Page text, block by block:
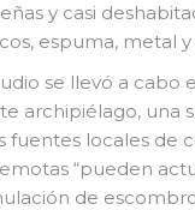
y casi
espuma, metal
se llevó a cabo
archipiélago, una
fuentes locales de
“pueden
de